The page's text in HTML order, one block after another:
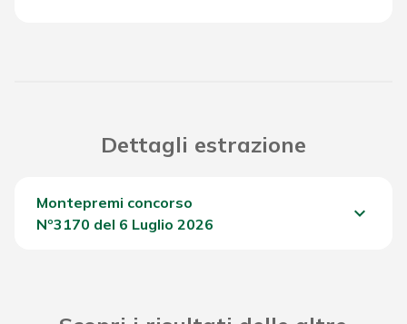
Dettagli estrazione
Montepremi concorso
Nº3170 del 6 Luglio 2026
keyboard_arrow_down